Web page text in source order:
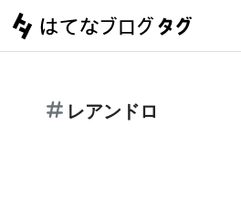
レアンドロ